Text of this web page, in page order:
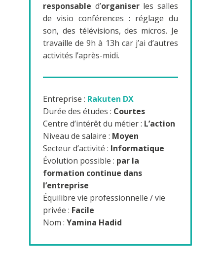
responsable d’organiserles salles
de visio conférences : réglage du
son, des télévisions, des micros. Je
travaille de 9h à 13h car j’ai d’autres
activités l’après-midi.
Entreprise : Rakuten DX
Durée des études : Courtes
Centre d’intérêt du métier : L’action
Niveau de salaire : Moyen
Secteur d’activité : Informatique
Évolution possible : par la
formation continue dans
l’entreprise
Équilibre vie professionnelle / vie
privée : Facile
Nom : Yamina Hadid